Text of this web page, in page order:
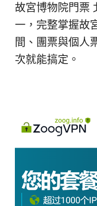
故宮博物院門票
一，完整掌握故
間、團票與個人
次就能搞定。